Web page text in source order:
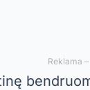
Reklama –